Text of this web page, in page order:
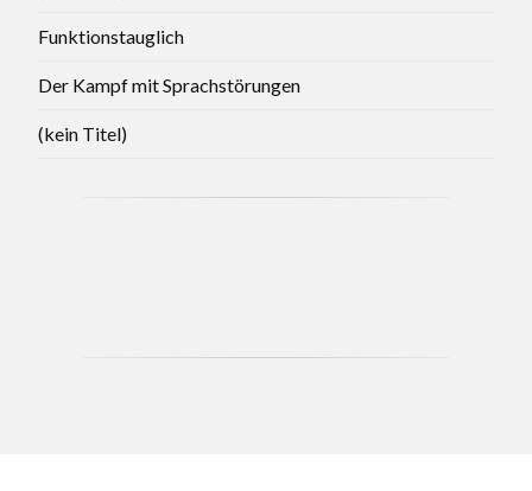
Funktionstauglich
Der Kampf mit Sprachstörungen
(kein Titel)